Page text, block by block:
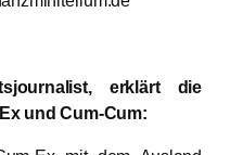
erklärt die
und Cum-Cum: